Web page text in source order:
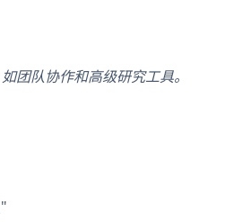
团队协作和高级研究工具。